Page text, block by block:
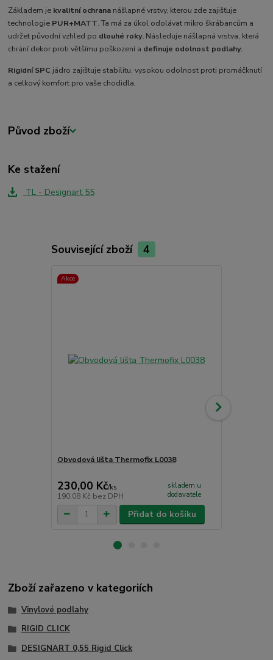
Základem je kvalitní ochrana nášlapné vrstvy, kterou zde zajišťuje
technologie PUR+MATT. Ta má za úkol odolávat mikro škrábancům a
udržet původní vzhled po dlouhé roky. Následuje nášlapná vrstva, která
chrání dekor proti většímu poškození a definuje odolnost podlahy.
Rigidní SPC jádro zajištuje stabilitu, vysokou odolnost proti promáčknutí
a celkový komfort pro vaše chodidla.
Původ zboží
Ke stažení
TL - Designart 55
Související zboží 4
Akce
Obvodová lišta Thermofix L0038
230,00 Kč/ks
190,08 Kč bez DPH
skladem u
dodavatele
Přidat do košíku
Zboží zařazeno v kategoriích
Vinylové podlahy
RIGID CLICK
DESIGNART 0,55 Rigid Click